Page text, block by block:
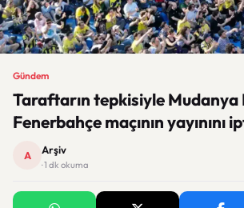
Gündem
Taraftarın tepkisiyle Mudanya
Fenerbahçe maçının yayınını
A Arşiv
· 1 dk okuma